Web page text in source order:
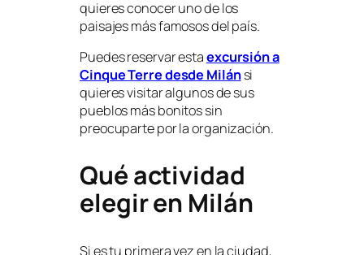
quieres conocer uno de los
paisajes más famosos del país.
Puedes reservar estaexcursión a
Cinque Terre desde Milánsi
quieres visitar algunos de sus
pueblos más bonitos sin
preocuparte por la organización.
Qué actividad
elegir en Milán
Si es tu primera vez en la ciudad,